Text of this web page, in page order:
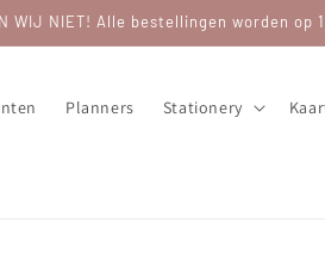
WIJ NIET! Alle bestellingen worden
Planners Stationery